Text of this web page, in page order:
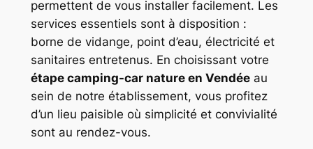
permettent de vous installer facilement. Les
services essentiels sont à disposition :
borne de vidange, point d’eau, électricité et
sanitaires entretenus. En choisissant votre
étape camping-car nature en Vendéeau
sein de notre établissement, vous profitez
d’un lieu paisible où simplicité et convivialité
sont au rendez-vous.